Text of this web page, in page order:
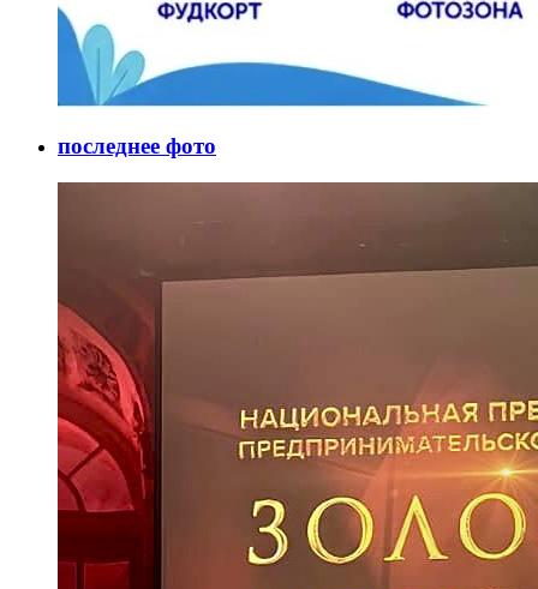
последнее фото